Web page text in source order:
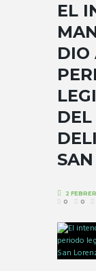
EL
DIO
DEL
2
0 0